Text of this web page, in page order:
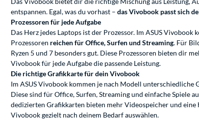
entspannen. Egal, was du vorhast – das Vivobook passt sich
Prozessoren für jede Aufgabe
Das Herz jedes Laptops ist der Prozessor. Im ASUS Vivobook
Prozessoren reichen für Office, Surfen und Streaming. Für
Ryzen 5 und 7 besonders gut. Diese Prozessoren bieten dir
Vivobook für jede Aufgabe die passende Leistung.
Die richtige Grafikkarte für dein Vivobook
Im ASUS Vivobook kommen je nach Modell unterschiedliche
Diese sind für Office, Surfen, Streaming und einfache Spiele
dedizierten Grafikkarten bieten mehr Videospeicher und
Vivobook gezielt nach deinem Bedarf auswählen.